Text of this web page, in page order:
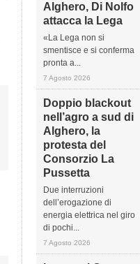
Alghero, Di Nolfo
attacca la Lega
«La Lega non si
smentisce e si conferma
pronta a...
7 Agosto 2026
Doppio blackout
nell’agro a sud di
Alghero, la
protesta del
Consorzio La
Pussetta
Due interruzioni
dell’erogazione di
energia elettrica nel giro
di pochi...
7 Agosto 2026